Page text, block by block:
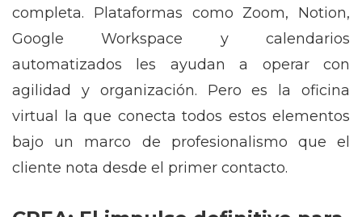
completa. Plataformas como Zoom, Notion,
Google Workspace y calendarios
automatizados les ayudan a operar con
agilidad y organización. Pero es la oficina
virtual la que conecta todos estos elementos
bajo un marco de profesionalismo que el
cliente nota desde el primer contacto.